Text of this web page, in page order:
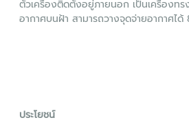
ตัวเครื่องติดตั้งอยู่ภายนอก เป็นเครื่องท
อากาศบนฝ้า สามารถวางจุดจ่ายอากาศได้
ประโยชน์